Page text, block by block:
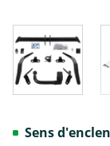
Sens